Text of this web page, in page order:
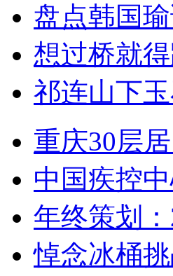
盘点韩国
想过桥就
祁连山下
重庆30层
中国疾控
年终策划
悼念冰桶